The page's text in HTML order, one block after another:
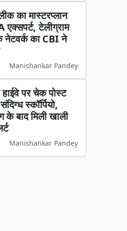
का मास्टरप्लान
टेलीग्राम
का CBI ने
Manishankar Pandey
पर चेक पोस्ट
स्कॉर्पियो,
के बाद मिली खाली
Manishankar Pandey